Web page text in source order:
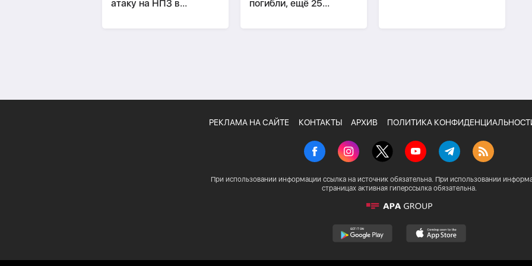
атаку на НПЗ в
погибли, ещё 25
-ОБНОВЛЕНО
РЕКЛАМА НА САЙТЕ КОНТАКТЫ АРХИВ ПОЛИТИКА
При использовании информации ссылка на источник обязательна. При использовании
страницах активная гиперссылка обязательна.